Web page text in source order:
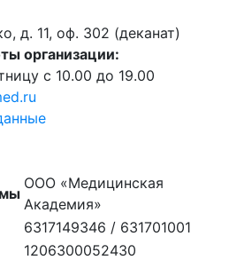
д. 11, оф. 302 (деканат)
организации:
с 10.00 до 19.00
ООО «Медицинская
Академия»
6317149346 / 631701001
1206300052430